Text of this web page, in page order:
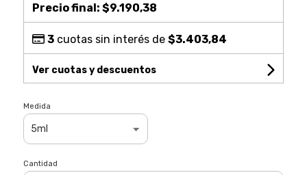
Precio final: $9.190,38
3cuotas sin interés de $3.403,84
Ver cuotas y descuentos
Medida
Cantidad